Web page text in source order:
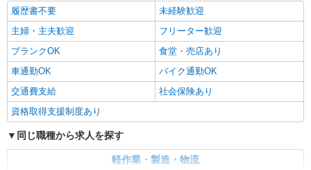
履歴書不要
未経験歓迎
主婦・主夫歓迎
フリーター歓迎
ブランクOK
食堂・売店あり
車通勤OK
バイク通勤OK
交通費支給
社会保険あり
資格取得支援制度あり
同じ職種から求人を探す
軽作業・製造・物流